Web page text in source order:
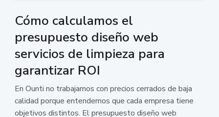
Cómo calculamos el
presupuesto diseño web
servicios de limpieza para
garantizar ROI
En Ounti no trabajamos con precios cerrados de baja
calidad porque entendemos que cada empresa tiene
objetivos distintos. El presupuesto diseño web